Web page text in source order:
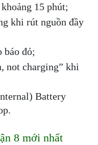
15 phút;
khi rút nguồn đầy
báo đỏ;
not charging” khi
Battery
8 mới nhất